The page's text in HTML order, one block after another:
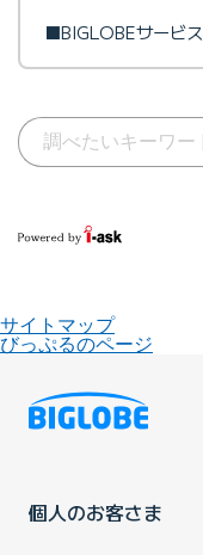
■BIGLOBEサービス
サイトマップ
びっぷるのページ
個人のお客さま